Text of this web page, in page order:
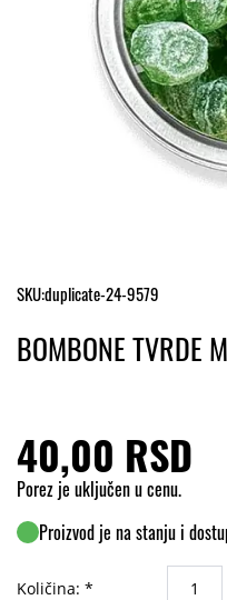
SKU:duplicate-24-9579
BOMBONE TVRDE
40,00 RSD
Porez je uključen u cenu.
Proizvod je na stanju i
Količina: *